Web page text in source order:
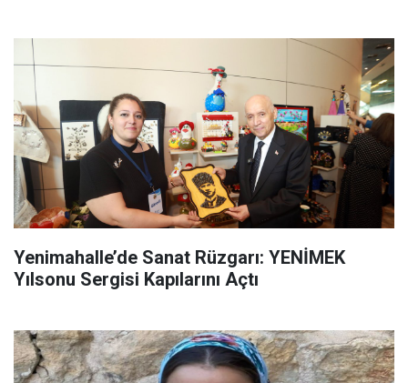
Yenimahalle’de Sanat Rüzgarı: YENİMEK
Yılsonu Sergisi Kapılarını Açtı